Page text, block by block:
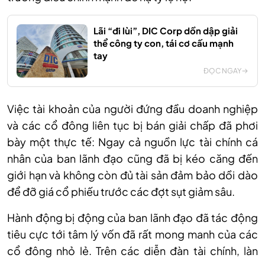
Lãi “đi lùi”, DIC Corp dồn dập giải
thể công ty con, tái cơ cấu mạnh
tay
ĐỌC NGAY
Việc tài khoản của người đứng đầu doanh nghiệp
và các cổ đông liên tục bị bán giải chấp đã phơi
bày một thực tế: Ngay cả nguồn lực tài chính cá
nhân của ban lãnh đạo cũng đã bị kéo căng đến
giới hạn và không còn đủ tài sản đảm bảo dồi dào
để đỡ giá cổ phiếu trước các đợt sụt giảm sâu.
Hành động bị động của ban lãnh đạo đã tác động
tiêu cực tới tâm lý vốn đã rất mong manh của các
cổ đông nhỏ lẻ. Trên các diễn đàn tài chính, làn